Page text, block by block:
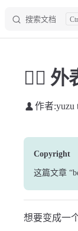
搜索文档
💆‍♀️ 外
作者:yuzu
Copyright
这篇文章
想要变成一